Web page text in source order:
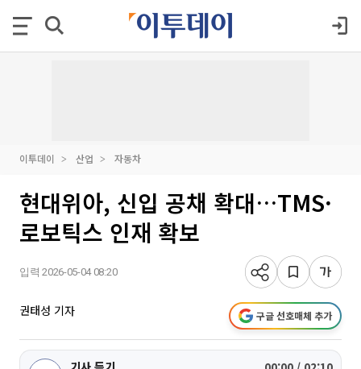
이투데이 산업 자동차
현대위아, 신입 공채 확대…TMS·
로보틱스 인재 확보
입력 2026-05-04 08:20
권태성 기자 구글 선호매체 추가